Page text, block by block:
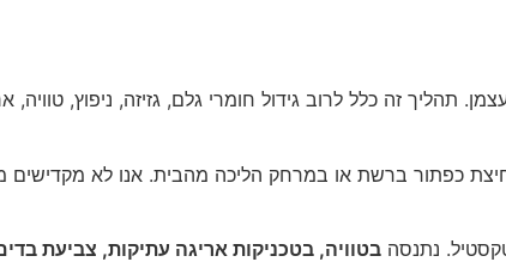
זה כלל לרוב גידול חומרי גלם, גזיזה, ניפוץ, טוויה,
כפתור ברשת או במרחק הליכה מהבית. אנו לא
נתנסה בטוויה, בטכניקות אריגה עתיקות, צביעת